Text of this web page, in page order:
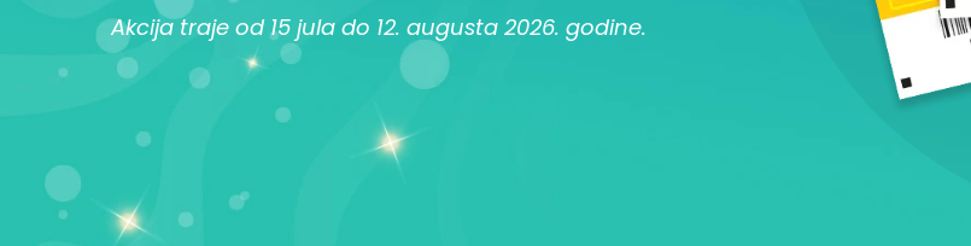
Akcija traje od 15 jula do 12. augusta 2026. godine.